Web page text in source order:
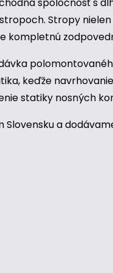
spoločnosť s
Stropy
kompletnú
keďže
statiky nosných
Slovensku a